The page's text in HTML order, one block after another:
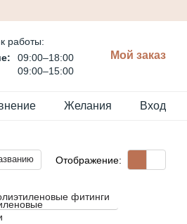
работы:
09:00–18:00
09:00–15:00
Мой заказ
Желания Вход
Отображение:
фитинги